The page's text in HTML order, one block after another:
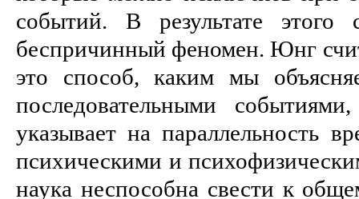
событий. В результате этого
беспричинный феномен. Юнг
это способ, каким мы
последовательными
указывает на параллельность
психическими и
наука неспособна свести к